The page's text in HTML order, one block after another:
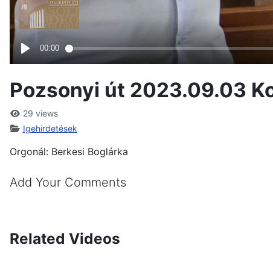
Pozsonyi út 2023.09.03
29 views
Igehirdetések
Orgonál: Berkesi Boglárka
Add Your Comments
Related Videos